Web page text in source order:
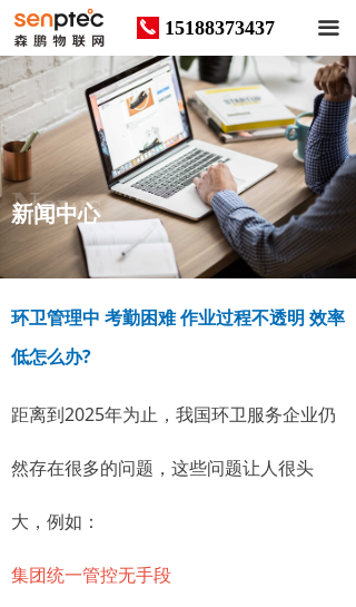
끀
끅 15188373437
环卫管理中 考勤困难 作业过程不透明 效率
低怎么办?
距离到2025年为止，我国环卫服务企业仍
然存在很多的问题，这些问题让人很头
大，例如：
集团统一管控无手段
News
新闻中心